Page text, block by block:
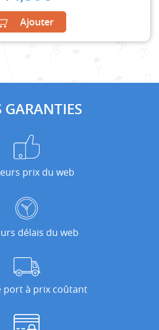
Ajouter
GARANTIES
prix du web
délais du web
port à prix coûtant